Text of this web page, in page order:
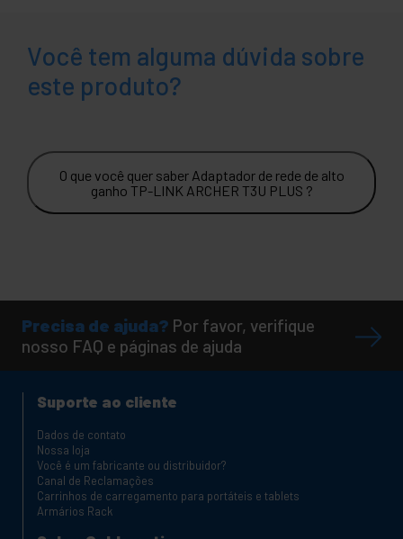
Você tem alguma dúvida sobre
este produto?
O que você quer saber Adaptador de rede de alto
ganho TP-LINK ARCHER T3U PLUS ?
Precisa de ajuda? Por favor, verifique
nosso FAQ e páginas de ajuda
Suporte ao cliente
Dados de contato
Nossa loja
Você é um fabricante ou distribuidor?
Canal de Reclamações
Carrinhos de carregamento para portáteis e tablets
Armários Rack